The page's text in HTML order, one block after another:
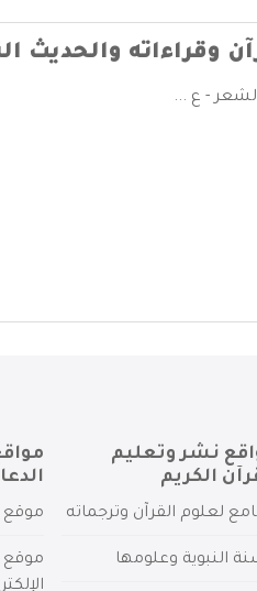
وقراءاته والحديث
- ع ...
نشر وتعليم
الكريم
لعلوم القرآن وترجماته
النبوية وعلومها
موقع
موقع